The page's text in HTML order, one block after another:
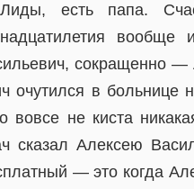
есть папа.
сокращенно —
очутился в больнице
вовсе не киста
сказал Алексею
— это когда